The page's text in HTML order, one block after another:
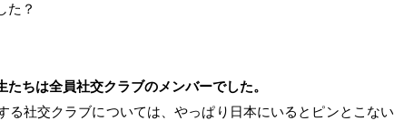
た？
ちは全員社交クラブのメンバーでした。
る社交クラブについては、やっぱり日本にいるとピンとこない